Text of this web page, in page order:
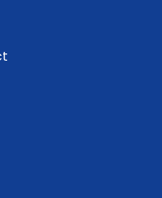
électroniques